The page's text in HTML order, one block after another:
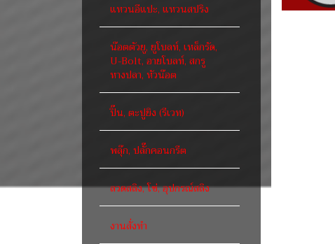
แหวนอีแปะ, แหวนสปริง
น๊อตตัวยู, ยูโบลท์, เหล็กรัด,
U-Bolt, อายโบลท์, สกรู
หางปลา, หัวน๊อต
ปิ๊น, ตะปูยิง (รีเวท)
พลุ๊ก, ปลั๊กคอนกรีต
ลวดสลิง, โซ่, อุปกรณ์สลิง
งานสั่งทำ